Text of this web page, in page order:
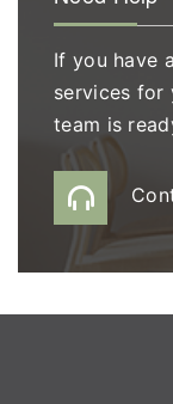
If you have
services for
team is